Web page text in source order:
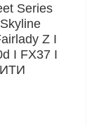
Series
Skyline
Z I
I FX37 I